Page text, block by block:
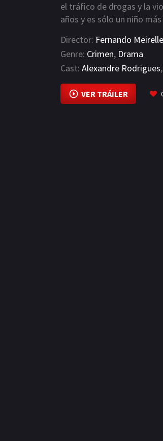
el tráfico de drogas y la
años y es sólo un niño
Ya sabe lo que quiere ser
traslada al barrio. Sueña
haciendo recados para los
Director: Fernando
Genre: Crimen, Drama
Cast: Alexandre Rodrigues,
VER TRÁILER